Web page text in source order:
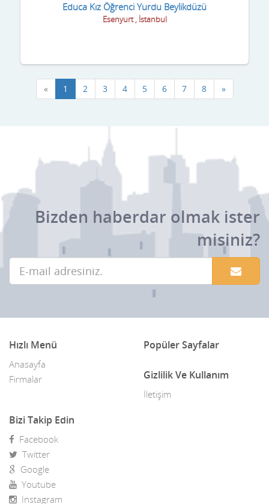
Educa Kız Öğrenci Yurdu Beylikdüzü
Esenyurt , İstanbul
« 1 2 3 4 5 6 7 8 »
Bizden haberdar olmak ister
misiniz?
Hızlı Menü
Anasayfa
Firmalar
Popüler Sayfalar
Gizlilik Ve Kullanım
İletişim
Bizi Takip Edin
Facebook
Twitter
Google
Youtube
Instagram